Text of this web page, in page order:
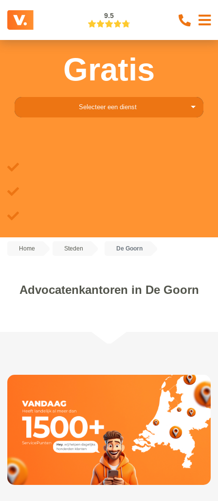
9.5
Gratis
Selecteer een dienst
Home Steden De Goorn
Advocatenkantoren in De Goorn